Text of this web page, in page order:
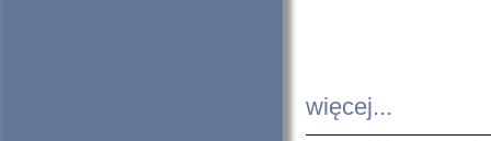
więcej...